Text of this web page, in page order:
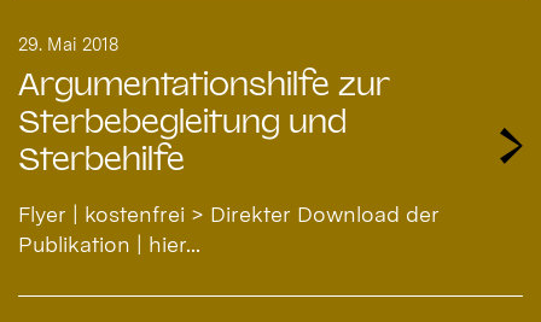
Argumentationshilfe zur
Sterbebegleitung und
Sterbehilfe
29. Mai 2018
Flyer | kostenfrei > Direkter Download der
Publikation | hier...